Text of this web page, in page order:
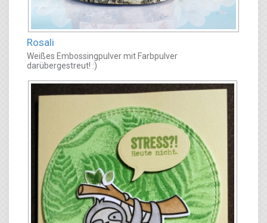
Rosali
Weißes Embossingpulver mit Farbpulver
darübergestreut! :)